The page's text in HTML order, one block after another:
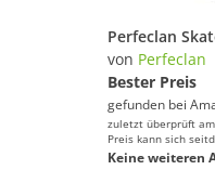
von Perfeclan
Bester Preis
gefunden bei
zuletzt überprüft
Preis kann sich
Keine weiteren